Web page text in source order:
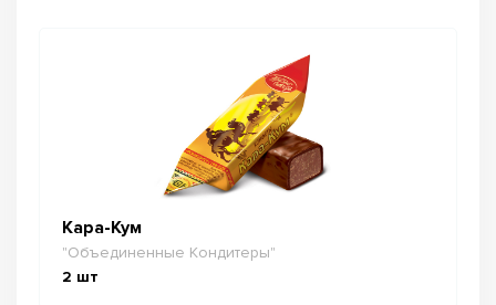
Кара-Кум
"Объединенные Кондитеры"
2 шт